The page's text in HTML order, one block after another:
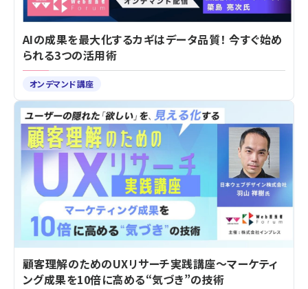
AIの成果を最大化するカギはデータ品質！ 今すぐ始め
られる3つの活用術
オンデマンド講座
顧客理解のためのUXリサーチ実践講座～マーケティ
ング成果を10倍に高める“気づき”の技術